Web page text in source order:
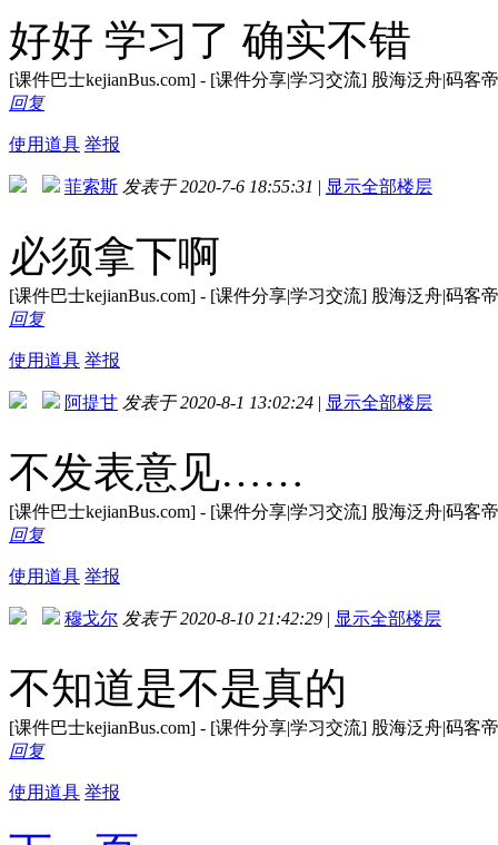
好好 学习了 确实不错
[课件巴士kejianBus.com] - [课件分享|学习交流] 股海泛舟|码客
回复
使用道具 举报
菲索斯 发表于 2020-7-6 18:55:31 | 显示全部楼层
必须拿下啊
[课件巴士kejianBus.com] - [课件分享|学习交流] 股海泛舟|码客
回复
使用道具 举报
阿提甘 发表于 2020-8-1 13:02:24 | 显示全部楼层
不发表意见……
[课件巴士kejianBus.com] - [课件分享|学习交流] 股海泛舟|码客
回复
使用道具 举报
穆戈尔 发表于 2020-8-10 21:42:29 | 显示全部楼层
不知道是不是真的
[课件巴士kejianBus.com] - [课件分享|学习交流] 股海泛舟|码客
回复
使用道具 举报